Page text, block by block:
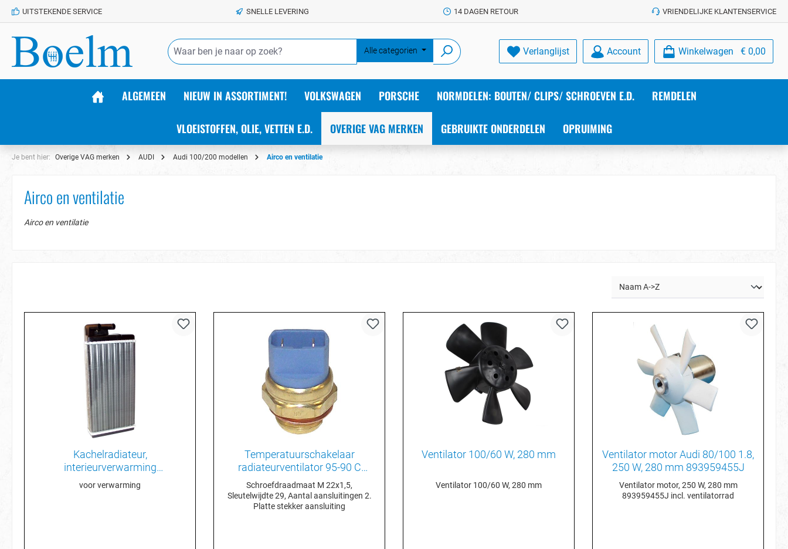
hoofdinhoud
UITSTEKENDE SERVICE SNELLE LEVERING 14 DAGEN RETOUR VRIENDELIJKE KLANTENSERVICE
Alle categorien Verlanglijst Account Winkelwagen € 0,00
ALGEMEEN NIEUW IN ASSORTIMENT! VOLKSWAGEN PORSCHE NORMDELEN: BOUTEN/ CLIPS/ SCHROEVEN E.D. REMDELEN
VLOEISTOFFEN, OLIE, VETTEN E.D. OVERIGE VAG MERKEN GEBRUIKTE ONDERDELEN OPRUIMING
Je bent hier: Overige VAG merken AUDI Audi 100/200 modellen Airco en ventilatie
Airco en ventilatie
Airco en ventilatie
Kachelradiateur,
interieurverwarming
443819031C
voor verwarming
Temperatuurschakelaar
radiateurventilator 95-90 C
893959481
Schroefdraadmaat M 22x1,5,
Sleutelwijdte 29, Aantal aansluitingen 2.
Platte stekker aansluiting
Ventilator 100/60 W, 280 mm
Ventilator 100/60 W, 280 mm
Ventilator motor Audi 80/100 1.8,
250 W, 280 mm 893959455J
Ventilator motor, 250 W, 280 mm
893959455J incl. ventilatorrad